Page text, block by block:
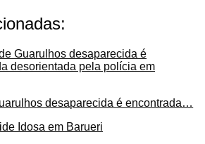
desaparecida é encontrada…